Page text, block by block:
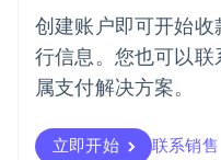
创建账户即可开始
行信息。您也可以
属支付解决方案。
立即开始 联系销售
葡萄牙
Português English
日本
日本語English
瑞典
瑞士